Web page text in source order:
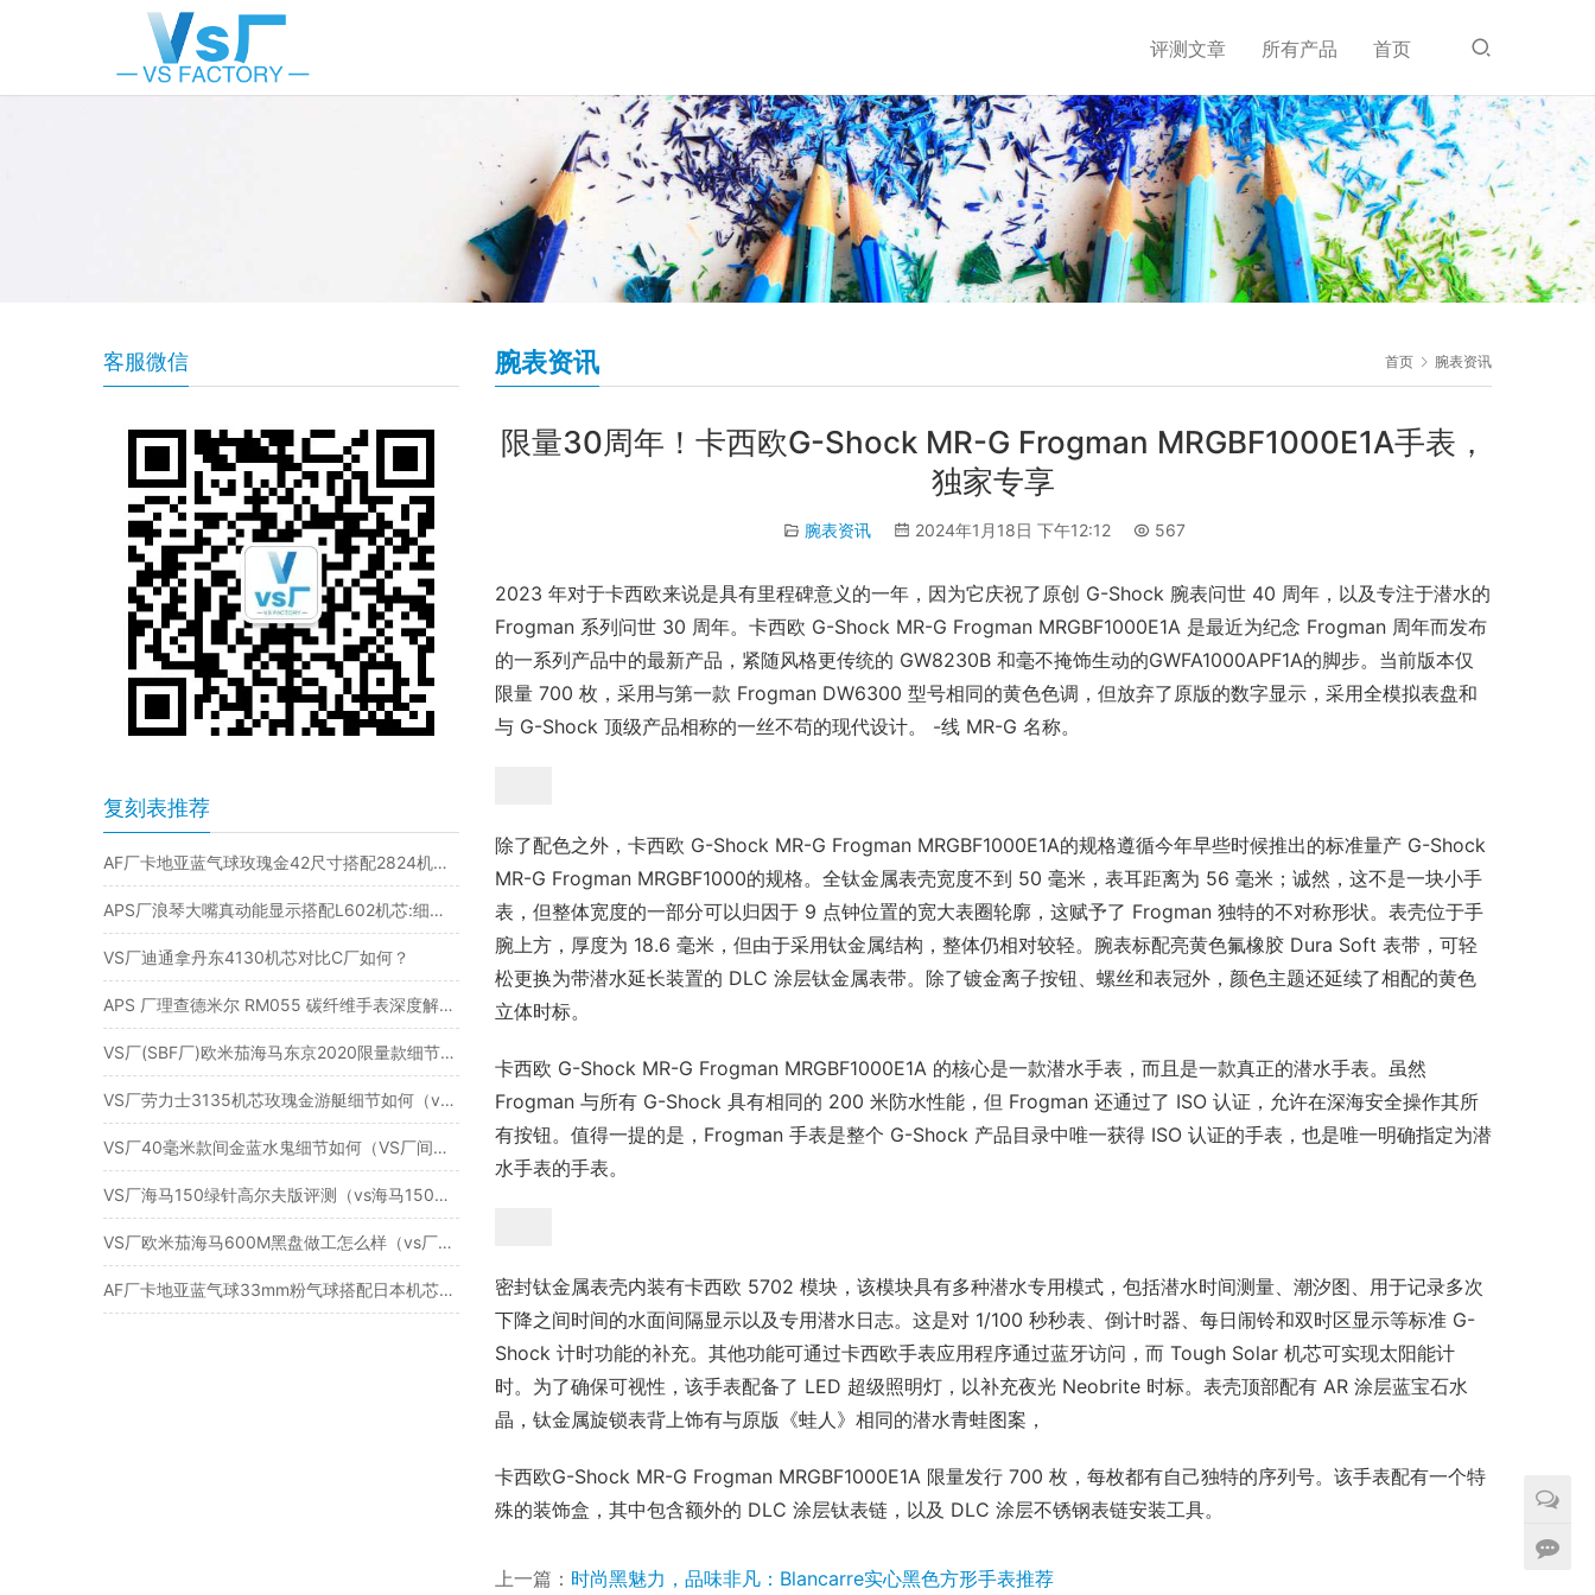
评测文章 所有产品 首页
首页 腕表资讯
腕表资讯
限量30周年！卡西欧G-Shock MR-G Frogman MRGBF1000E1A手表，
独家专享
腕表资讯 2024年1月18日 下午12:12 567
2023 年对于卡西欧来说是具有里程碑意义的一年，因为它庆祝了原创 G-Shock 腕表问世 40 周年，以及专注于潜水的
Frogman 系列问世 30 周年。卡西欧 G-Shock MR-G Frogman MRGBF1000E1A 是最近为纪念 Frogman 周年而发布
的一系列产品中的最新产品，紧随风格更传统的 GW8230B 和毫不掩饰生动的GWFA1000APF1A的脚步。当前版本仅
限量 700 枚，采用与第一款 Frogman DW6300 型号相同的黄色色调，但放弃了原版的数字显示，采用全模拟表盘和
与 G-Shock 顶级产品相称的一丝不苟的现代设计。 -线 MR-G 名称。
除了配色之外，卡西欧 G-Shock MR-G Frogman MRGBF1000E1A的规格遵循今年早些时候推出的标准量产 G-Shock
MR-G Frogman MRGBF1000的规格。全钛金属表壳宽度不到 50 毫米，表耳距离为 56 毫米；诚然，这不是一块小手
表，但整体宽度的一部分可以归因于 9 点钟位置的宽大表圈轮廓，这赋予了 Frogman 独特的不对称形状。表壳位于手
腕上方，厚度为 18.6 毫米，但由于采用钛金属结构，整体仍相对较轻。腕表标配亮黄色氟橡胶 Dura Soft 表带，可轻
松更换为带潜水延长装置的 DLC 涂层钛金属表带。除了镀金离子按钮、螺丝和表冠外，颜色主题还延续了相配的黄色
立体时标。
卡西欧 G-Shock MR-G Frogman MRGBF1000E1A 的核心是一款潜水手表，而且是一款真正的潜水手表。虽然
Frogman 与所有 G-Shock 具有相同的 200 米防水性能，但 Frogman 还通过了 ISO 认证，允许在深海安全操作其所
有按钮。值得一提的是，Frogman 手表是整个 G-Shock 产品目录中唯一获得 ISO 认证的手表，也是唯一明确指定为潜
水手表的手表。
密封钛金属表壳内装有卡西欧 5702 模块，该模块具有多种潜水专用模式，包括潜水时间测量、潮汐图、用于记录多次
下降之间时间的水面间隔显示以及专用潜水日志。这是对 1/100 秒秒表、倒计时器、每日闹铃和双时区显示等标准 G-
Shock 计时功能的补充。其他功能可通过卡西欧手表应用程序通过蓝牙访问，而 Tough Solar 机芯可实现太阳能计
时。为了确保可视性，该手表配备了 LED 超级照明灯，以补充夜光 Neobrite 时标。表壳顶部配有 AR 涂层蓝宝石水
晶，钛金属旋锁表背上饰有与原版《蛙人》相同的潜水青蛙图案，
卡西欧G-Shock MR-G Frogman MRGBF1000E1A 限量发行 700 枚，每枚都有自己独特的序列号。该手表配有一个特
殊的装饰盒，其中包含额外的 DLC 涂层钛表链，以及 DLC 涂层不锈钢表链安装工具。
上一篇： 时尚黑魅力，品味非凡：Blancarre实心黑色方形手表推荐
客服微信
复刻表推荐
AF厂卡地亚蓝气球玫瑰金42尺寸搭配2824机芯值得入手吗？
APS厂浪琴大嘴真动能显示搭配L602机芯:细节之处见真章
VS厂迪通拿丹东4130机芯对比C厂如何？
APS 厂理查德米尔 RM055 碳纤维手表深度解析：复刻表中的佼佼者
VS厂(SBF厂)欧米茄海马东京2020限量款细节做工评测
VS厂劳力士3135机芯玫瑰金游艇细节如何（vs金游艇3135机芯怎么样）
VS厂40毫米款间金蓝水鬼细节如何（VS厂间金蓝水鬼有破绽吗）
VS厂海马150绿针高尔夫版评测（vs海马150高尔夫版怎么样）
VS厂欧米茄海马600M黑盘做工怎么样（vs厂海马600磨砂盘值得入手吗）
AF厂卡地亚蓝气球33mm粉气球搭配日本机芯是否入手